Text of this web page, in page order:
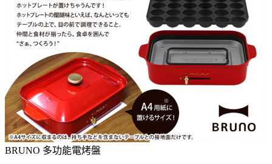
BRUNO 多功能電烤盤